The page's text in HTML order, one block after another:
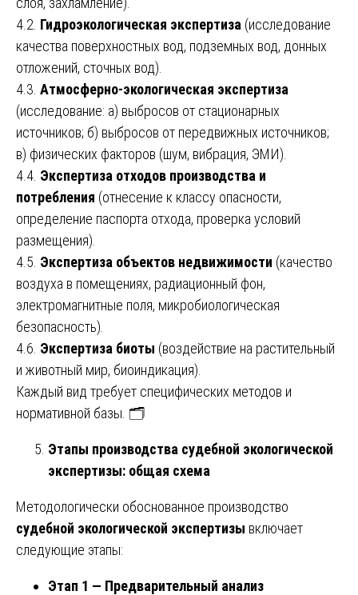
4.2. Гидроэкологическая экспертиза (исследование
качества поверхностных вод, подземных вод, донных
отложений, сточных вод).
4.3. Атмосферно-экологическая экспертиза
(исследование: а) выбросов от стационарных
источников; б) выбросов от передвижных источников;
в) физических факторов (шум, вибрация, ЭМИ).
4.4. Экспертиза отходов производства и
потребления (отнесение к классу опасности,
определение паспорта отхода, проверка условий
размещения).
4.5. Экспертиза объектов недвижимости (качество
воздуха в помещениях, радиационный фон,
электромагнитные поля, микробиологическая
безопасность).
4.6. Экспертиза биоты (воздействие на растительный
и животный мир, биоиндикация).
Каждый вид требует специфических методов и
нормативной базы. 🗂️
Этапы производства судебной экологической
экспертизы: общая схема
Методологически обоснованное производство
судебной экологической экспертизы включает
следующие этапы:
Этап 1 — Предварительный анализ